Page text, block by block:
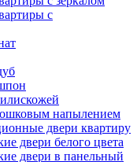
с
напылением
двери квартиру
двери белого цвета
двери в панельный